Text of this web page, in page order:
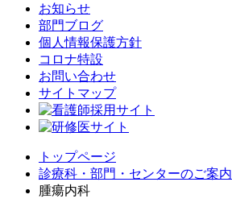
お知らせ
部門ブログ
個人情報保護方針
コロナ特設
お問い合わせ
サイトマップ
トップページ
診療科・部門・センターのご案内
腫瘍内科